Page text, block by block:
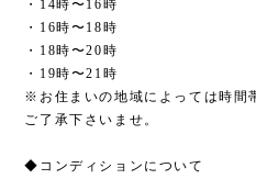
・14時〜16時
・16時〜18時
・18時〜20時
・19時〜21時
※お住まいの地域によっては時間
ご了承下さいませ。
◆コンディションについて